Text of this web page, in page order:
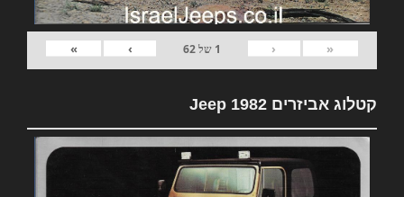
«
‹
1 של62
›
»
קטלוג אביזרים 1982 Jeep